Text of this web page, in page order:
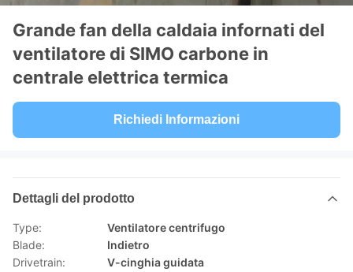
Grande fan della caldaia infornati del
ventilatore di SIMO carbone in
centrale elettrica termica
Richiedi Informazioni
Dettagli del prodotto
Type:
Ventilatore centrifugo
Blade:
Indietro
Drivetrain:
V-cinghia guidata